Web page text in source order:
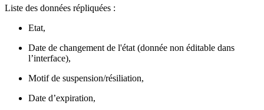
Liste des données répliquées :
Etat,
Date de changement de l'état (donnée non éditable dans
l’interface),
Motif de suspension/résiliation,
Date d’expiration,